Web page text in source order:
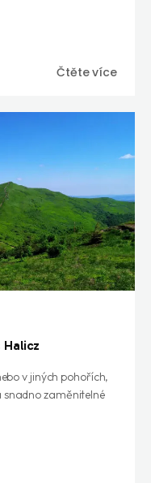
Čtěte více
v jiných pohořích,
zaměnitelné